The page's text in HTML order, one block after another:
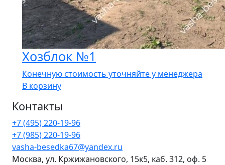
Хозблок №1
Конечную стоимость уточняйте у менеджера
В корзину
Контакты
+7 (495) 220-19-96
+7 (985) 220-19-96
vasha-besedka67@yandex.ru
Москва, ул. Кржижановского, 15к5, каб. 312, оф. 5